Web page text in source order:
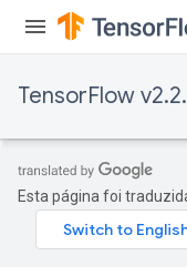
TensorFlow
Esta página foi